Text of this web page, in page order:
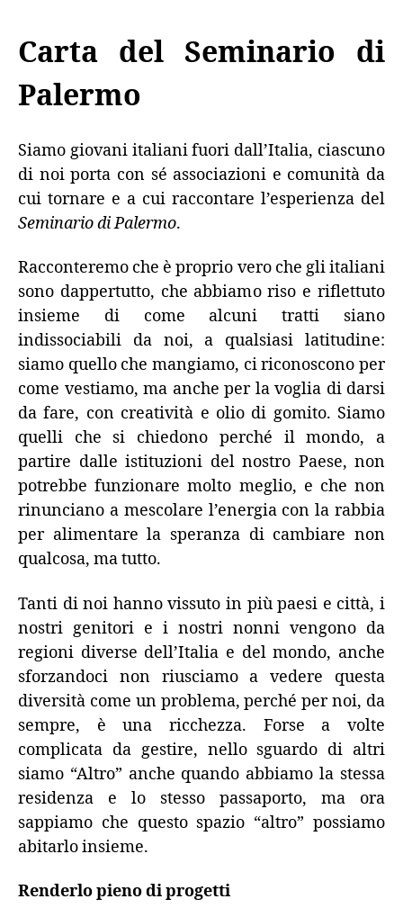
Carta del Seminario di
Palermo
Siamo giovani italiani fuori dall’Italia, ciascuno
di noi porta con sé associazioni e comunità da
cui tornare e a cui raccontare l’esperienza del
Seminario di Palermo.
Racconteremo che è proprio vero che gli italiani
sono dappertutto, che abbiamo riso e riflettuto
insieme di come alcuni tratti siano
indissociabili da noi, a qualsiasi latitudine:
siamo quello che mangiamo, ci riconoscono per
come vestiamo, ma anche per la voglia di darsi
da fare, con creatività e olio di gomito. Siamo
quelli che si chiedono perché il mondo, a
partire dalle istituzioni del nostro Paese, non
potrebbe funzionare molto meglio, e che non
rinunciano a mescolare l’energia con la rabbia
per alimentare la speranza di cambiare non
qualcosa, ma tutto.
Tanti di noi hanno vissuto in più paesi e città, i
nostri genitori e i nostri nonni vengono da
regioni diverse dell’Italia e del mondo, anche
sforzandoci non riusciamo a vedere questa
diversità come un problema, perché per noi, da
sempre, è una ricchezza. Forse a volte
complicata da gestire, nello sguardo di altri
siamo “Altro” anche quando abbiamo la stessa
residenza e lo stesso passaporto, ma ora
sappiamo che questo spazio “altro” possiamo
abitarlo insieme.
Renderlo pieno di progetti